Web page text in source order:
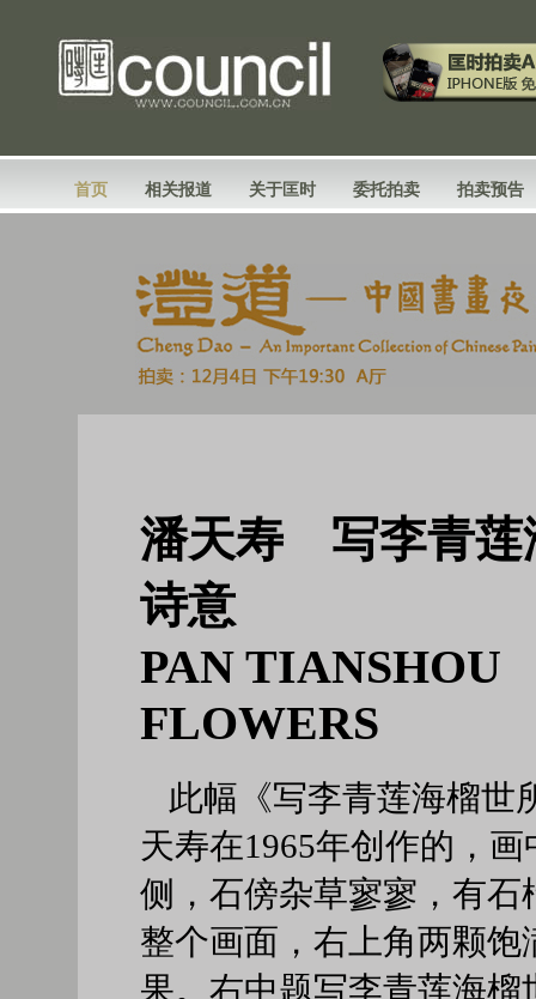
首页 相关报道 关于匡时 委托拍卖 拍卖预告
潘天寿 写李青莲
诗意
PAN
FLOWERS
此幅《写李青莲海榴世
天寿在1965年创作的，
侧，石傍杂草寥寥，有石
整个画面，右上角两颗饱
果。右中题写李青莲海榴